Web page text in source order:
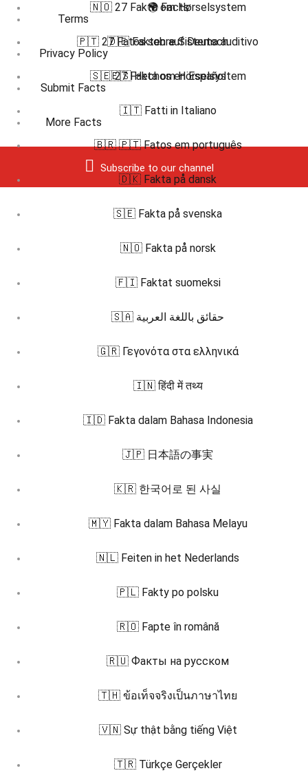
Terms
Privacy Policy
Submit Facts
More Facts
Subscribe to our channel
🇳🇴 27 Fakta om Hørselsystem
🇵🇹 27 Fatos sobre Sistema auditivo
🇸🇪 27 Fakta om Hörselsystem
🌍 Facts
🇩🇪 Fakten auf Deutsch
🇪🇸 Hechos en Español
🇮🇹 Fatti in Italiano
🇧🇷 🇵🇹 Fatos em português
🇩🇰 Fakta på dansk
🇸🇪 Fakta på svenska
🇳🇴 Fakta på norsk
🇫🇮 Faktat suomeksi
🇸🇦 حقائق باللغة العربية
🇬🇷 Γεγονότα στα ελληνικά
🇮🇳 हिंदी में तथ्य
🇮🇩 Fakta dalam Bahasa Indonesia
🇯🇵 日本語の事実
🇰🇷 한국어로 된 사실
🇲🇾 Fakta dalam Bahasa Melayu
🇳🇱 Feiten in het Nederlands
🇵🇱 Fakty po polsku
🇷🇴 Fapte în română
🇷🇺 Факты на русском
🇹🇭 ข้อเท็จจริงเป็นภาษาไทย
🇻🇳 Sự thật bằng tiếng Việt
🇹🇷 Türkçe Gerçekler